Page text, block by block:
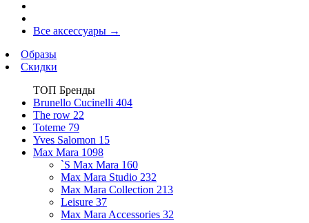
Все аксессуары →
Образы
Скидки
ТОП Бренды
Brunello Cucinelli 404
The row 22
Toteme 79
Yves Salomon 15
Max Mara 1098
`S Max Mara 160
Max Mara Studio 232
Max Mara Collection 213
Leisure 37
Max Mara Accessories 32